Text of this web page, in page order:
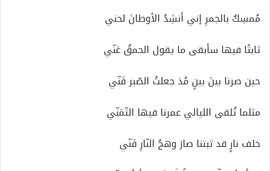
مُمسِكٌ بالجمرِ إني أنشِدُ الأوطانَ لحني
ثابتًا فيها سأبقى ما يقول الحمقُ عَنّي
حين صرنا بينَ بينٍ مُذ جعلتُ الصّبر فَنّي
مثلما تُلقى الليالي عمرنا فيها التّمَنّي
خلف نارٍ قد ثبتنا صارَ وهجُ النّارِ فَنّي